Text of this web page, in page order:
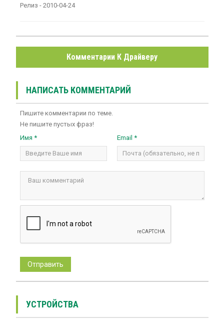
Релиз - 2010-04-24
Комментарии К Драйверу
НАПИСАТЬ КОММЕНТАРИЙ
Пишите комментарии по теме.
Не пишите пустых фраз!
Имя *
Email *
УСТРОЙСТВА